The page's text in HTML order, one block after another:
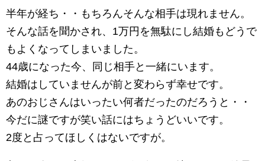
半年が経ち・・もちろんそんな相手は現れません。
そんな話を聞かされ、1万円を無駄にし結婚もどうで
もよくなってしまいました。
44歳になった今、同じ相手と一緒にいます。
結婚はしていませんが前と変わらず幸せです。
あのおじさんはいったい何者だったのだろうと・・
今だに謎ですが笑い話にはちょうどいいです。
2度と占ってほしくはないですが。